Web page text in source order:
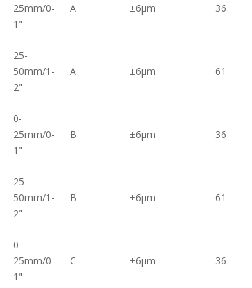
25mm/0-
1"
A ±6µm 36
25-
50mm/1-
2"
A ±6µm 61
0-
25mm/0-
1"
B ±6µm 36
25-
50mm/1-
2"
B ±6µm 61
0-
25mm/0-
1"
C ±6µm 36